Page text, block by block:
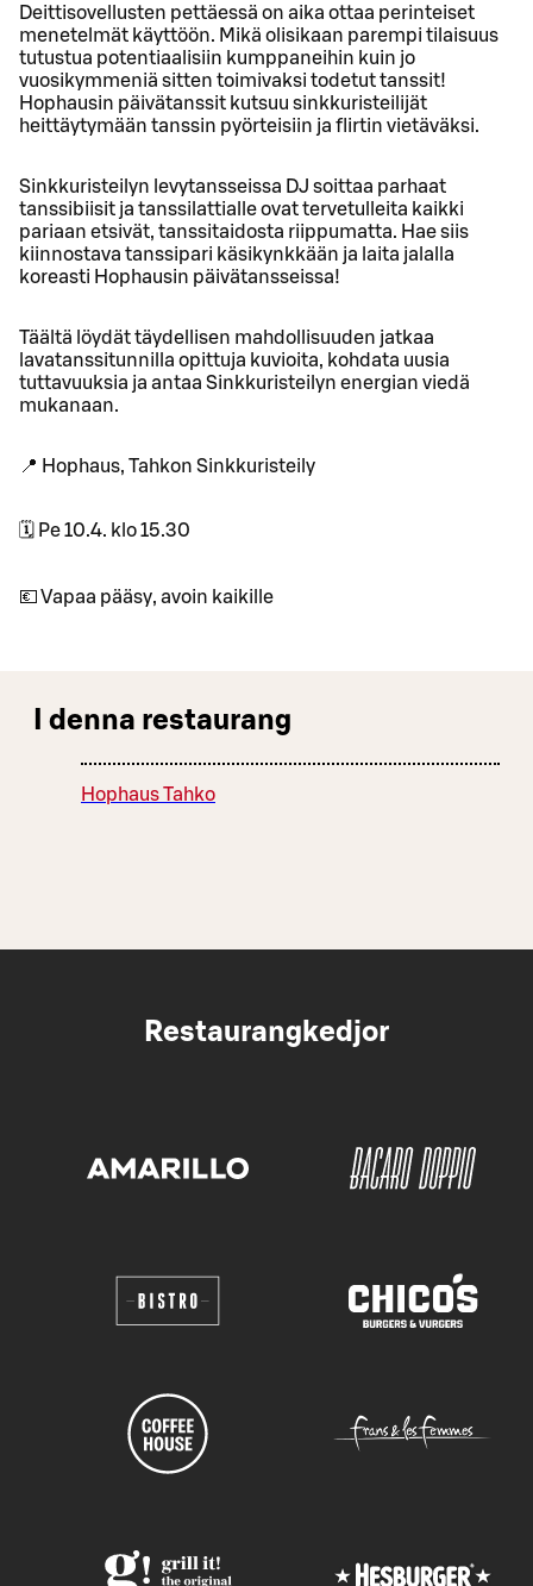
Deittisovellusten pettäessä on aika ottaa perinteiset
menetelmät käyttöön. Mikä olisikaan parempi tilaisuus
tutustua potentiaalisiin kumppaneihin kuin jo
vuosikymmeniä sitten toimivaksi todetut tanssit!
Hophausin päivätanssit kutsuu sinkkuristeilijät
heittäytymään tanssin pyörteisiin ja flirtin vietäväksi.
Sinkkuristeilyn levytansseissa DJ soittaa parhaat
tanssibiisit ja tanssilattialle ovat tervetulleita kaikki
pariaan etsivät, tanssitaidosta riippumatta. Hae siis
kiinnostava tanssipari käsikynkkään ja laita jalalla
koreasti Hophausin päivätansseissa!
Täältä löydät täydellisen mahdollisuuden jatkaa
lavatanssitunnilla opittuja kuvioita, kohdata uusia
tuttavuuksia ja antaa Sinkkuristeilyn energian viedä
mukanaan.
📍 Hophaus, Tahkon Sinkkuristeily
🗓 Pe 10.4. klo 15.30
💶 Vapaa pääsy, avoin kaikille
I denna restaurang
Hophaus Tahko
Restaurangkedjor